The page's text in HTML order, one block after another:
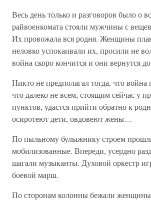
Весь день только и разговоров было о
райвоенкомата стояли мужчины с
Их провожала вся родня. Женщины
неловко успокаивали их, просили не
война скоро кончится и они вернутся
Никто не предполагал тогда, что война
что далеко не всем, стоящим сейчас у
пунктов, удастся прийти обратно к
осиротеют дети, овдовеют жены…
По пыльному булыжнику строем
мобилизованные. Впереди, усердно
шагали музыканты. Духовой оркестр
боевой марш.
По сторонам колонны бежали